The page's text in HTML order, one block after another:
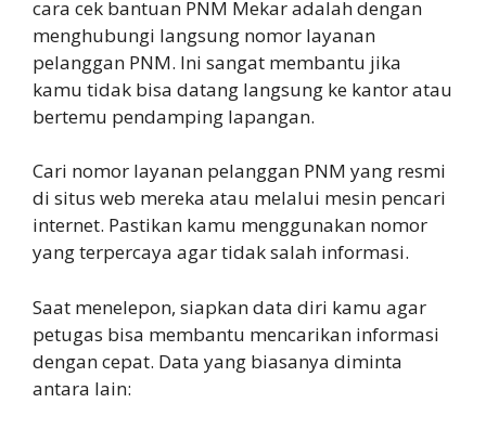
cara cek bantuan PNM Mekar adalah dengan
menghubungi langsung nomor layanan
pelanggan PNM. Ini sangat membantu jika
kamu tidak bisa datang langsung ke kantor atau
bertemu pendamping lapangan.
Cari nomor layanan pelanggan PNM yang resmi
di situs web mereka atau melalui mesin pencari
internet. Pastikan kamu menggunakan nomor
yang terpercaya agar tidak salah informasi.
Saat menelepon, siapkan data diri kamu agar
petugas bisa membantu mencarikan informasi
dengan cepat. Data yang biasanya diminta
antara lain: